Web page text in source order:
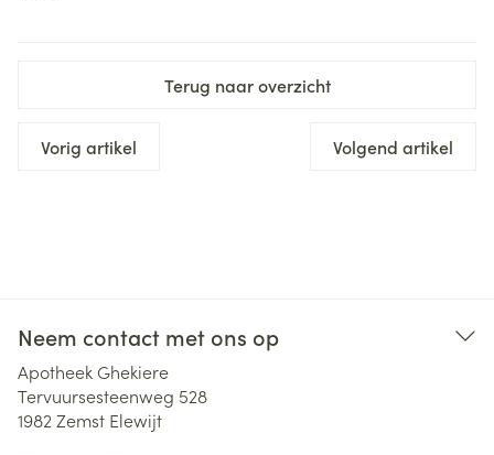
Terug naar overzicht
Vorig artikel Volgend artikel
Neem contact met ons op
Apotheek Ghekiere
Tervuursesteenweg 528
1982 Zemst Elewijt